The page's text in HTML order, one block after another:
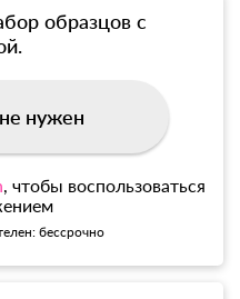
образцов с
нужен
, чтобы воспользоваться
бессрочно